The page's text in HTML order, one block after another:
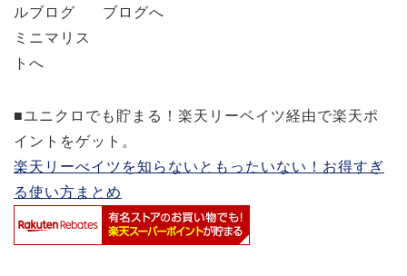
■ユニクロでも貯まる！楽天リーベイツ経由で楽天ポ
イントをゲット。
楽天リーべイツを知らないともったいない！お得すぎ
る使い方まとめ